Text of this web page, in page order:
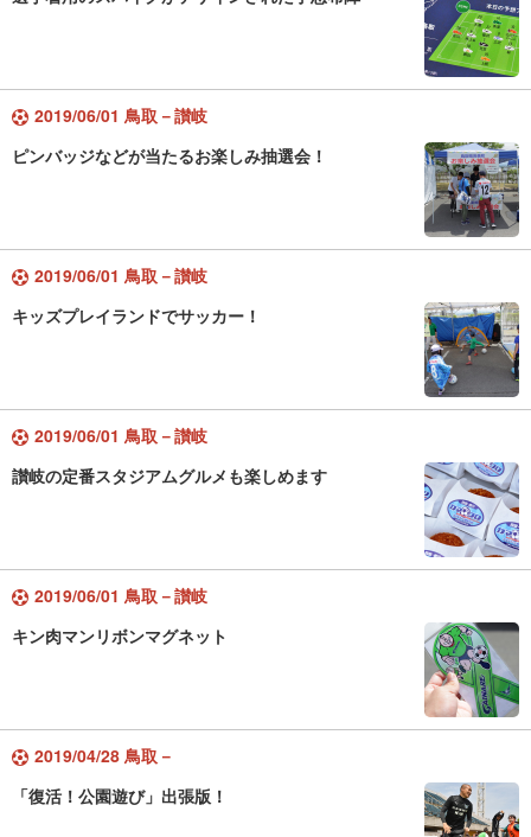
2019/06/01 鳥取－讃岐
ピンバッジなどが当たるお楽しみ抽選会！
2019/06/01 鳥取－讃岐
キッズプレイランドでサッカー！
2019/06/01 鳥取－讃岐
讃岐の定番スタジアムグルメも楽しめます
2019/06/01 鳥取－讃岐
キン肉マンリボンマグネット
2019/04/28 鳥取－
「復活！公園遊び」出張版！